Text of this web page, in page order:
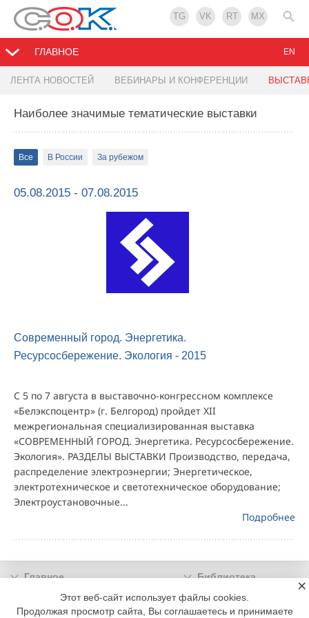
TG VK RT MX
ГЛАВНОЕ
ЛЕНТА НОВОСТЕЙ ВЕБИНАРЫ И КОНФЕРЕНЦИИ
EN
Наиболее значимые тематические выставки
Все В России За рубежом
05.08.2015 - 07.08.2015
Современный город. Энергетика.
Ресурсосбережение. Экология - 2015
С 5 по 7 августа в выставочно-конгрессном комплексе
«Белэкспоцентр» (г. Белгород) пройдет XII
межрегиональная специализированная выставка
«СОВРЕМЕННЫЙ ГОРОД. Энергетика. Ресурсосбережение.
Экология». РАЗДЕЛЫ ВЫСТАВКИ Производство, передача,
распределение электроэнергии; Энергетическое,
электротехническое и светотехническое оборудование;
Электроустановочные...
Подробнее
Главное
Библиотека
Подписка
Реклама
Этот веб-сайт использует файлы cookies.
Продолжая просмотр сайта, Вы соглашаетесь и принимаете
×